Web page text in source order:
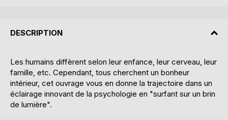
DESCRIPTION
Les humains diffèrent selon leur enfance, leur cerveau, leur
famille, etc. Cependant, tous cherchent un bonheur
intérieur, cet ouvrage vous en donne la trajectoire dans un
éclairage innovant de la psychologie en "surfant sur un brin
de lumière".